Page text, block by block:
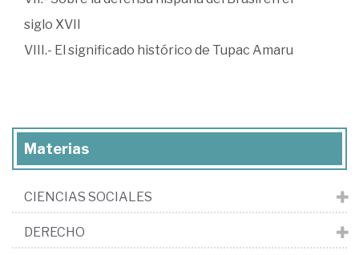
siglo XVII
VIII.- El significado histórico de Tupac Amaru
Materias
CIENCIAS SOCIALES
DERECHO